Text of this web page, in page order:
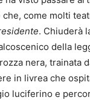
come molti
. Chiuderà
della
nera, trainata
in livrea che
luciferino e